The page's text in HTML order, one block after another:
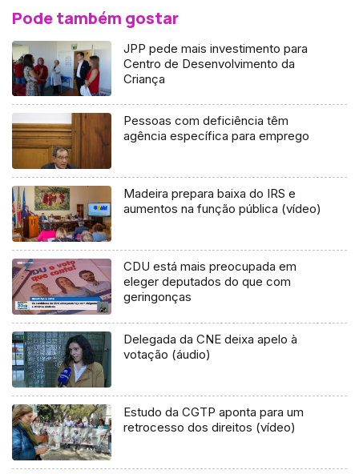
Pode também gostar
JPP pede mais investimento para
Centro de Desenvolvimento da
Criança
Pessoas com deficiência têm
agência específica para emprego
Madeira prepara baixa do IRS e
aumentos na função pública (vídeo)
CDU está mais preocupada em
eleger deputados do que com
geringonças
Delegada da CNE deixa apelo à
votação (áudio)
Estudo da CGTP aponta para um
retrocesso dos direitos (vídeo)